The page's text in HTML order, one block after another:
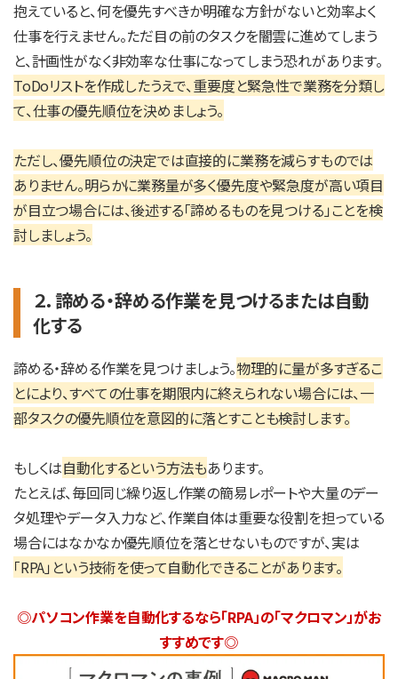
抱えていると、何を優先すべきか明確な方針がないと効率よく
仕事を行えません。ただ目の前のタスクを闇雲に進めてしまう
と、計画性がなく非効率な仕事になってしまう恐れがあります。
ToDoリストを作成したうえで、重要度と緊急性で業務を分類し
て、仕事の優先順位を決めましょう。
ただし、優先順位の決定では直接的に業務を減らすものでは
ありません。明らかに業務量が多く優先度や緊急度が高い項目
が目立つ場合には、後述する「諦めるものを見つける」ことを検
討しましょう。
２．諦める・辞める作業を見つけるまたは自動
化する
諦める・辞める作業を見つけましょう。物理的に量が多すぎるこ
とにより、すべての仕事を期限内に終えられない場合には、一
部タスクの優先順位を意図的に落とすことも検討します。
もしくは自動化するという方法もあります。
たとえば、毎回同じ繰り返し作業の簡易レポートや大量のデー
タ処理やデータ入力など、作業自体は重要な役割を担っている
場合にはなかなか優先順位を落とせないものですが、実は
「RPA」という技術を使って自動化できることがあります。
◎パソコン作業を自動化するなら「RPA」の「マクロマン」がお
すすめです◎